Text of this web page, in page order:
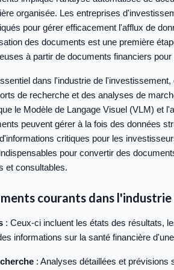
organisée. Les entreprises
pour gérer efficacement l'afflux de
des documents est une première
à partir de documents financiers
dans l'industrie de
de recherche et des analyses de
le Modèle de Langage Visuel (VLM) et
peuvent gérer à la fois des données
critiques pour les
pour convertir des
et consultables.
courants dans
: Ceux-ci incluent les états des résultats,
informations sur la santé financière
: Analyses détaillées et prévisions